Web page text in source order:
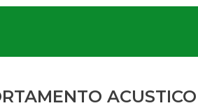
ACUSTICO